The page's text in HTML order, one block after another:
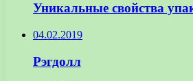
Уникальные свойства
04.02.2019
Рэгдолл